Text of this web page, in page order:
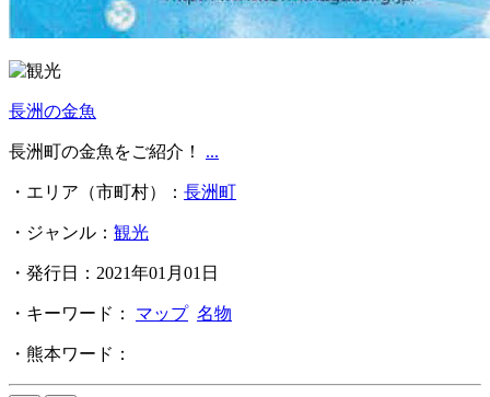
長洲の金魚
長洲町の金魚をご紹介！ ...
・エリア（市町村）： 長洲町
・ジャンル： 観光
・発行日：2021年01月01日
・キーワード： マップ 名物
・熊本ワード：